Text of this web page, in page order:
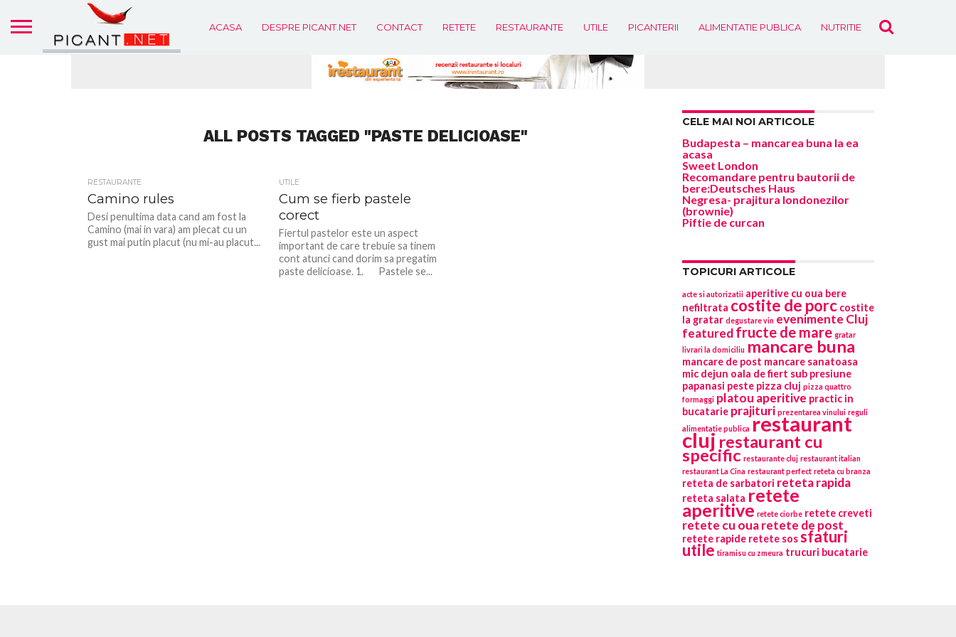
ACASA DESPRE PICANT.NET CONTACT RETETE RESTAURANTE UTILE PICANTERII ALIMENTATIE PUBLICA NUTRITIE EVENIMENTE
ALL POSTS TAGGED "PASTE DELICIOASE"
RESTAURANTE
Camino rules
Desi penultima data cand am fost la
Camino (mai in vara) am plecat cu un
gust mai putin placut (nu mi-au placut...
UTILE
Cum se fierb pastele
corect
Fiertul pastelor este un aspect
important de care trebuie sa tinem
cont atunci cand dorim sa pregatim
paste delicioase. 1. Pastele se...
CELE MAI NOI ARTICOLE
Budapesta – mancarea buna la ea
acasa
Sweet London
Recomandare pentru bautorii de
bere:Deutsches Haus
Negresa- prajitura londonezilor
(brownie)
Piftie de curcan
TOPICURI ARTICOLE
acte si autorizatii aperitive cu oua bere
nefiltrata costite de porc costite
la gratar degustare vin evenimente Cluj
featuredfructe de mare gratar
livrari la domiciliu mancare buna
mancare de post mancare sanatoasa
mic dejun oala de fiert sub presiune
papanasi peste pizza cluj pizza quattro
formaggi platou aperitive practic in
bucatarie prajituri prezentarea vinului reguli
alimentatie publica restaurant
clujrestaurant cu
specific restaurante cluj restaurant italian
restaurant La Cina restaurant perfect reteta cu branza
reteta de sarbatori reteta rapida
reteta salata retete
aperitive retete ciorbe retete creveti
retete cu ouaretete de post
retete rapide retete sossfaturi
utile tiramisu cu zmeura trucuri bucatarie